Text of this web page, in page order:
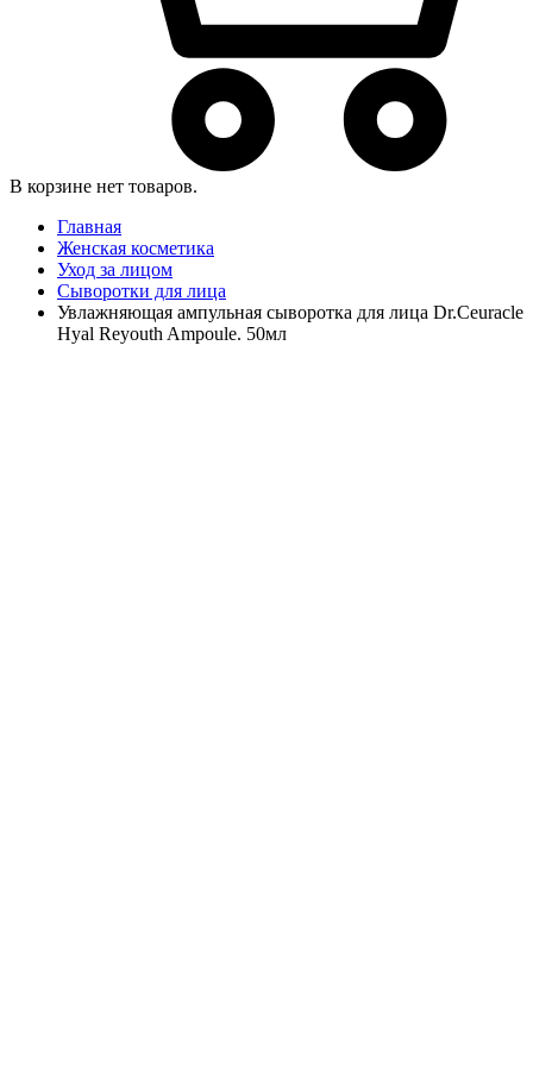
В корзине нет товаров.
Главная
Женская косметика
Уход за лицом
Сыворотки для лица
Увлажняющая ампульная сыворотка для лица Dr.Ceuracle
Hyal Reyouth Ampoule. 50мл